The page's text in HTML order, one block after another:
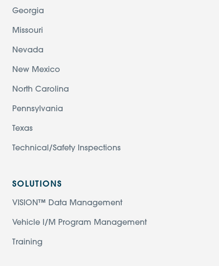
Georgia
Missouri
Nevada
New Mexico
North Carolina
Pennsylvania
Texas
Technical/Safety Inspections
SOLUTIONS
VISION™ Data Management
Vehicle I/M Program Management
Training